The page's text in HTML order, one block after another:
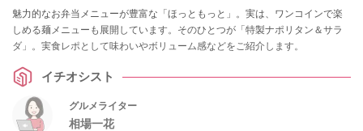
魅力的なお弁当メニューが豊富な「ほっともっと」。実は、ワンコインで楽
しめる麺メニューも展開しています。そのひとつが「特製ナポリタン＆サラ
ダ」。実食レポとして味わいやボリューム感などをご紹介します。
イチオシスト
グルメライター
相場一花